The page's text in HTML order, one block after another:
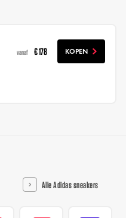
vanaf € 178 KOPEN
Alle Adidas sneakers